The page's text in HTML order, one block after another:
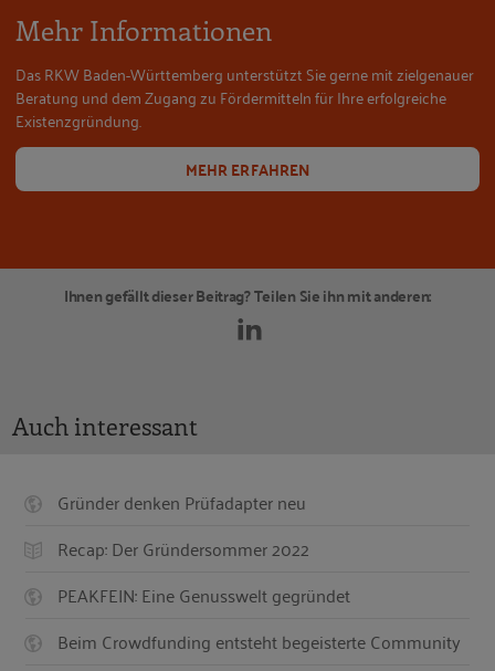
Mehr Informationen
Das RKW Baden-Württemberg unterstützt Sie gerne mit zielgenauer
Beratung und dem Zugang zu Fördermitteln für Ihre erfolgreiche
Existenzgründung.
MEHR ERFAHREN
Ihnen gefällt dieser Beitrag? Teilen Sie ihn mit anderen:
Auch interessant
Gründer denken Prüfadapter neu
Recap: Der Gründersommer 2022
PEAKFEIN: Eine Genusswelt gegründet
Beim Crowdfunding entsteht begeisterte Community